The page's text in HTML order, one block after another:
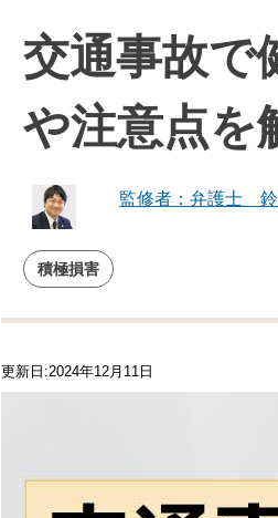
交通事故で
や注意点を
監修者：弁護士
積極損害
更新日:2024年12月11日